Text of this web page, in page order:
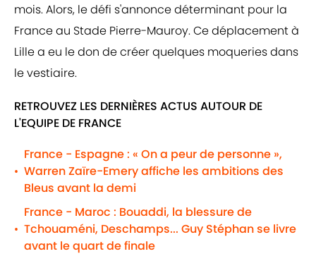
mois. Alors, le défi s'annonce déterminant pour la
France au Stade Pierre-Mauroy. Ce déplacement à
Lille a eu le don de créer quelques moqueries dans
le vestiaire.
RETROUVEZ LES DERNIÈRES ACTUS AUTOUR DE
L'EQUIPE DE FRANCE
•
France - Espagne : « On a peur de personne »,
Warren Zaïre-Emery affiche les ambitions des
Bleus avant la demi
•
France - Maroc : Bouaddi, la blessure de
Tchouaméni, Deschamps... Guy Stéphan se livre
avant le quart de finale